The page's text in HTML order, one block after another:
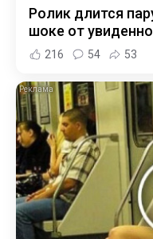
Ролик длится
шоке от
216 54 53